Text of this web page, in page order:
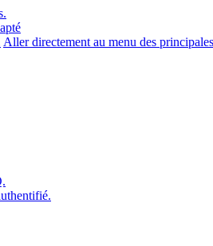
Aller directement au menu des